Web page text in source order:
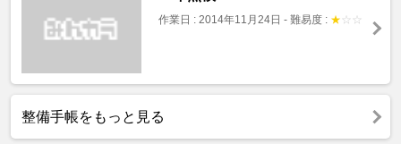
作業日 : 2014年11月24日 - 難易度 : ★ ☆ ☆
整備手帳をもっと見る